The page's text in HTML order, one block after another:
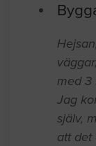
med 3
Jag
själv,
att det